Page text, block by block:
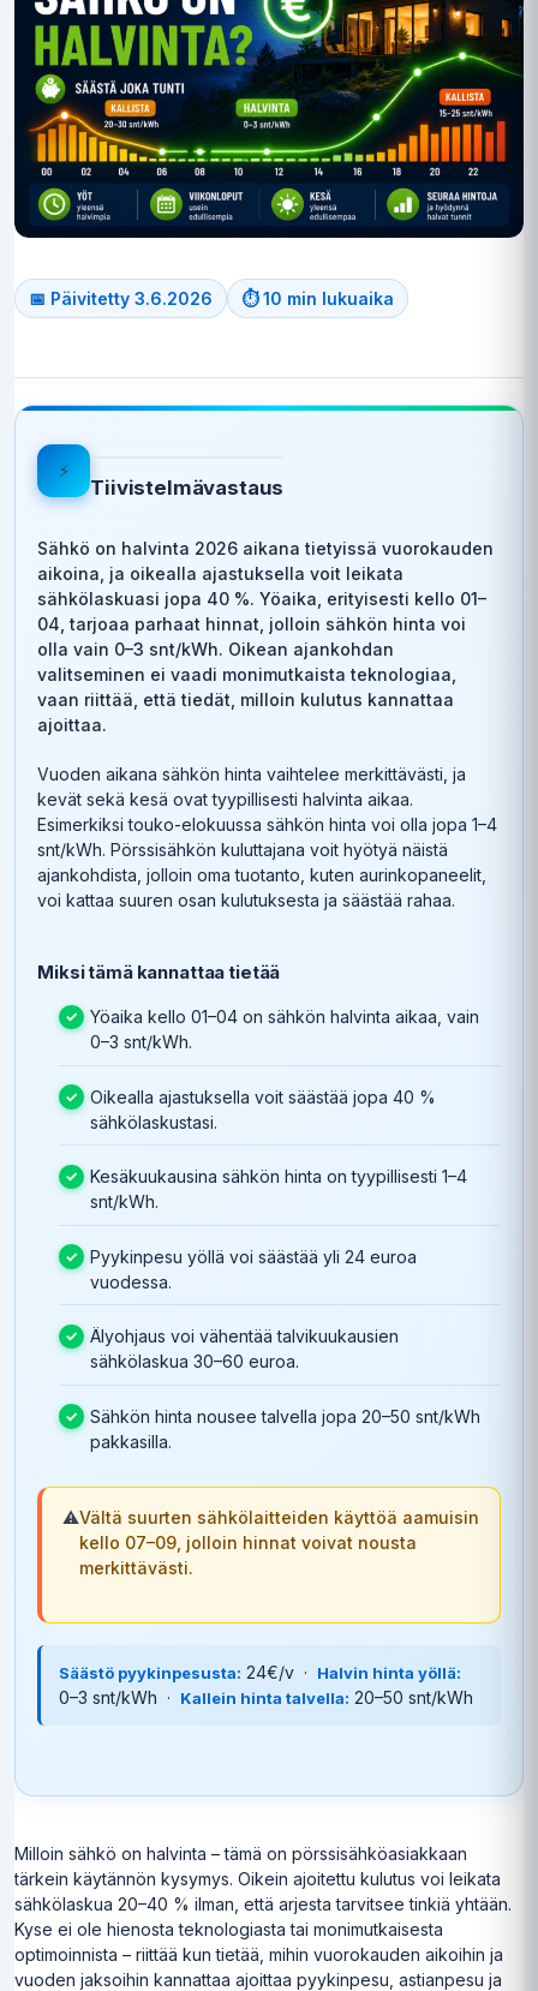
📅 Päivitetty 3.6.2026 ⏱ 10 min lukuaika
⚡
Tiivistelmävastaus
Sähkö on halvinta 2026 aikana tietyissä vuorokauden
aikoina, ja oikealla ajastuksella voit leikata
sähkölaskuasi jopa 40 %. Yöaika, erityisesti kello 01–
04, tarjoaa parhaat hinnat, jolloin sähkön hinta voi
olla vain 0–3 snt/kWh. Oikean ajankohdan
valitseminen ei vaadi monimutkaista teknologiaa,
vaan riittää, että tiedät, milloin kulutus kannattaa
ajoittaa.
Vuoden aikana sähkön hinta vaihtelee merkittävästi, ja
kevät sekä kesä ovat tyypillisesti halvinta aikaa.
Esimerkiksi touko-elokuussa sähkön hinta voi olla jopa 1–4
snt/kWh. Pörssisähkön kuluttajana voit hyötyä näistä
ajankohdista, jolloin oma tuotanto, kuten aurinkopaneelit,
voi kattaa suuren osan kulutuksesta ja säästää rahaa.
Miksi tämä kannattaa tietää
Yöaika kello 01–04 on sähkön halvinta aikaa, vain
0–3 snt/kWh.
Oikealla ajastuksella voit säästää jopa 40 %
sähkölaskustasi.
Kesäkuukausina sähkön hinta on tyypillisesti 1–4
snt/kWh.
Pyykinpesu yöllä voi säästää yli 24 euroa
vuodessa.
Älyohjaus voi vähentää talvikuukausien
sähkölaskua 30–60 euroa.
Sähkön hinta nousee talvella jopa 20–50 snt/kWh
pakkasilla.
⚠️Vältä suurten sähkölaitteiden käyttöä aamuisin
kello 07–09, jolloin hinnat voivat nousta
merkittävästi.
Säästö pyykinpesusta: 24€/v · Halvin hinta yöllä:
0–3 snt/kWh · Kallein hinta talvella: 20–50 snt/kWh
Milloin sähkö on halvinta – tämä on pörssisähköasiakkaan
tärkein käytännön kysymys. Oikein ajoitettu kulutus voi leikata
sähkölaskua 20–40 % ilman, että arjesta tarvitsee tinkiä yhtään.
Kyse ei ole hienosta teknologiasta tai monimutkaisesta
optimoinnista – riittää kun tietää, mihin vuorokauden aikoihin ja
vuoden jaksoihin kannattaa ajoittaa pyykinpesu, astianpesu ja